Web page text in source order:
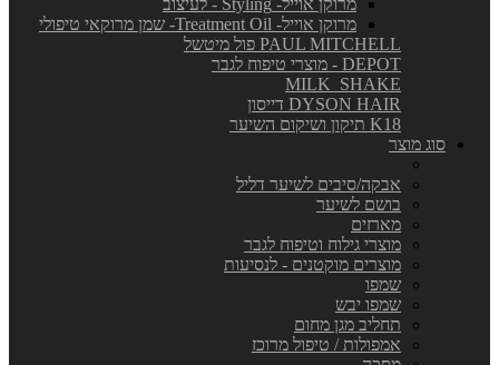
מרוקן אוייל- Styling - לעיצוב
מרוקן אוייל- Treatment Oil- שמן מרוקאי טיפולי
PAUL MITCHELL פול מיטשל
DEPOT - מוצרי טיפוח לגבר
MILK_SHAKE
DYSON HAIR דייסון
K18 תיקון ושיקום השיער
סוג מוצר
אבקה/סיבים לשיער דליל
בושם לשיער
מארזים
מוצרי גילוח וטיפוח לגבר
מוצרים מוקטנים - לנסיעות
שמפו
שמפו יבש
תחליב מגן מחום
אמפולות / טיפול מרוכז